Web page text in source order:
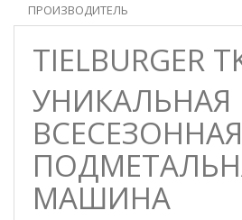
ПРОИЗВОДИТЕЛЬ
TIELBURGER
УНИКАЛЬНАЯ
ВСЕСЕЗОННАЯ
МАШИНА